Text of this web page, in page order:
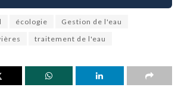
écologie
Gestion de l'eau
traitement de l'eau